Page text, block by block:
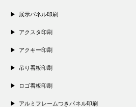
展示パネル印刷
アクスタ印刷
アクキー印刷
吊り看板印刷
ロゴ看板印刷
アルミフレームつきパネル印刷